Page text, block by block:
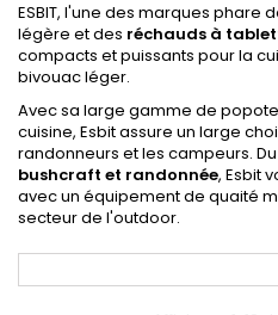
ESBIT, l'une des marques phare
légère et des réchauds à
compacts et puissants pour la
bivouac léger.
Avec sa large gamme de
cuisine, Esbit assure un large
randonneurs et les campeurs.
bushcraft et randonnée, Esbit
avec un équipement de quaité
secteur de l'outdoor.